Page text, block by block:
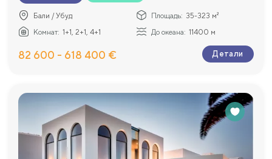
Бали / Убуд Площадь: 35-323 м²
Комнат: 1+1, 2+1, 4+1 До океана: 11400 м
82 600 - 618 400 € Детали